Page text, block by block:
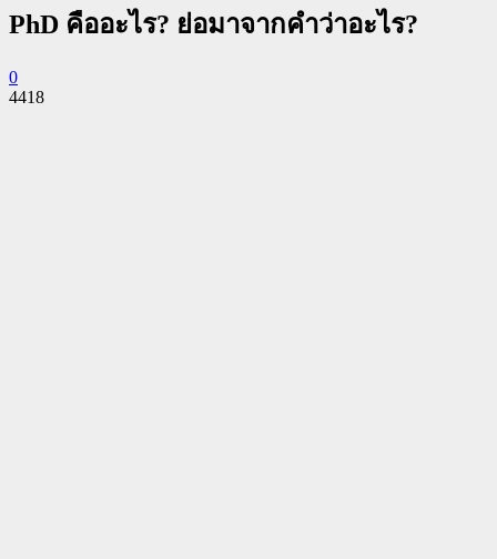
PhD คืออะไร? ย่อมาจากคำว่าอะไร?
0
4418